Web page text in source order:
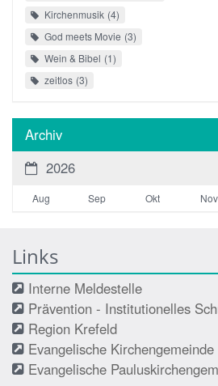
Kirchenmusik 4
God meets Movie 3
Wein & Bibel 1
zeitlos 3
Archiv
2026
Aug Sep Okt Nov
Links
Interne Meldestelle
Prävention - Institutionelles
Region Krefeld
Evangelische
Evangelische